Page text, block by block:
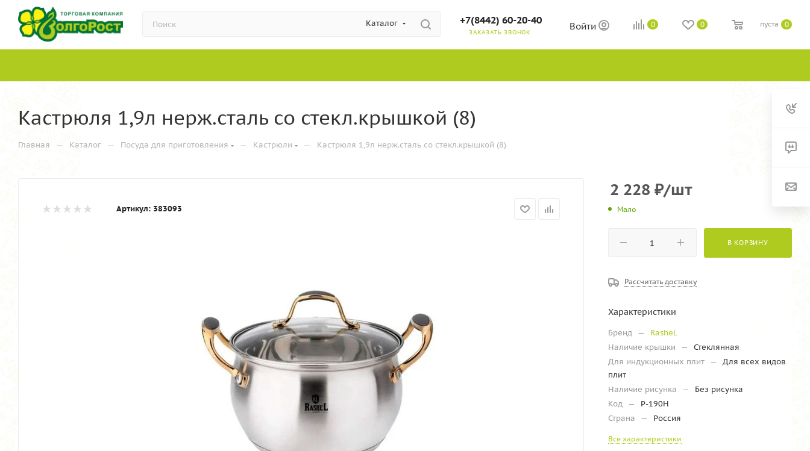
Каталог +7(8442) 60-20-40
ЗАКАЗАТЬ ЗВОНОК
Войти 0 0 0
пуста
Кастрюля 1,9л нерж.сталь со стекл.крышкой (8)
Главная — Каталог — Посуда для приготовления — Кастрюли — Кастрюля 1,9л нерж.сталь со стекл.крышкой (8)
Артикул: 383093
2 228 ₽/шт
Мало
В КОРЗИНУ
Рассчитать доставку
Характеристики
Бренд —
RasheL
Наличие крышки
—
Стеклянная
Для индукционных плит —
Для всех видов
плит
Наличие рисунка
—
Без рисунка
Код —
Р-190Н
Страна
— Россия
Все характеристики